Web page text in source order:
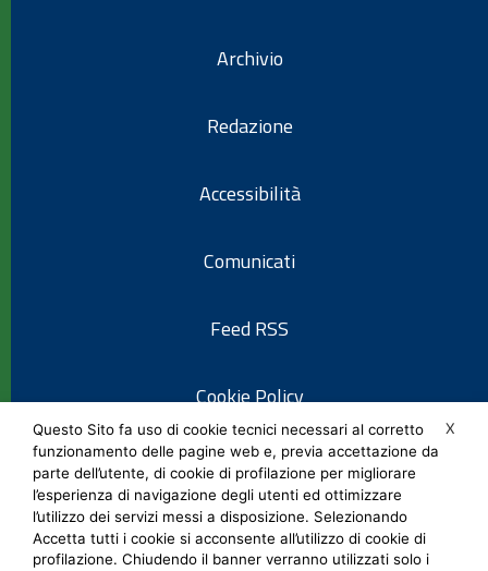
Archivio
Redazione
Accessibilità
Comunicati
Feed RSS
Cookie Policy
Informativa privacy
Note legali
X
Questo Sito fa uso di cookie tecnici necessari al corretto
funzionamento delle pagine web e, previa accettazione da
parte dell’utente, di cookie di profilazione per migliorare
l’esperienza di navigazione degli utenti ed ottimizzare
l’utilizzo dei servizi messi a disposizione. Selezionando
Accetta tutti i cookie si acconsente all’utilizzo di cookie di
profilazione. Chiudendo il banner verranno utilizzati solo i